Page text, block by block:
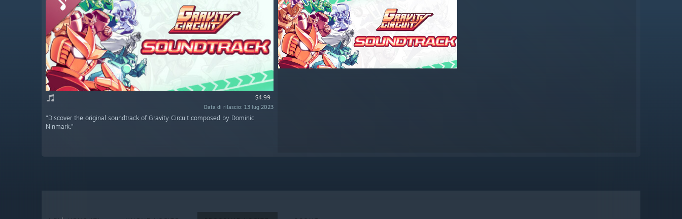
$4.99
Data di rilascio: 13 lug 2023
"Discover the original soundtrack of Gravity Circuit composed by Dominic
Ninmark."